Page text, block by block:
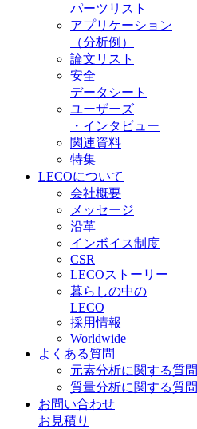
パーツリスト
アプリケーション
（分析例）
論文リスト
安全
データシート
ユーザーズ
・インタビュー
関連資料
特集
LECOについて
会社概要
メッセージ
沿革
インボイス制度
CSR
LECOストーリー
暮らしの中の
LECO
採用情報
Worldwide
よくある質問
元素分析に関する質問
質量分析に関する質問
お問い合わせ
お見積り